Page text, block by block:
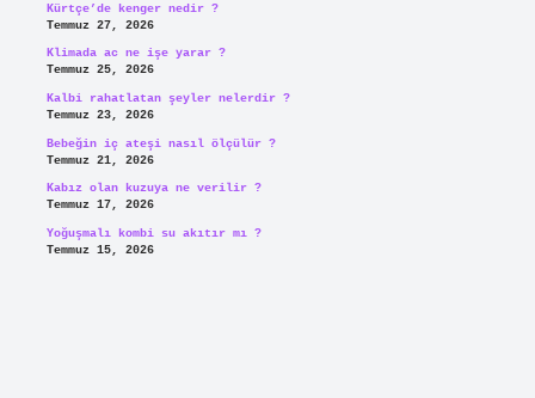
Kürtçe’de kenger nedir ?
Temmuz 27, 2026
Klimada ac ne işe yarar ?
Temmuz 25, 2026
Kalbi rahatlatan şeyler nelerdir ?
Temmuz 23, 2026
Bebeğin iç ateşi nasıl ölçülür ?
Temmuz 21, 2026
Kabız olan kuzuya ne verilir ?
Temmuz 17, 2026
Yoğuşmalı kombi su akıtır mı ?
Temmuz 15, 2026